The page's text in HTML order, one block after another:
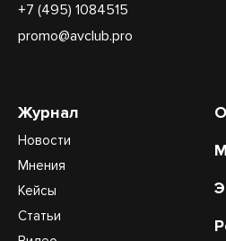
+7 (495) 1084515
promo@avclub.pro
Журнал
Новости
Мнения
Кейсы
Статьи